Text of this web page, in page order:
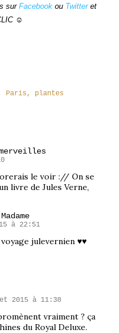
sur Facebookou Twitteret
☺
Paris plantes
le voir :// On se
livre de Jules Verne,
à 22:51
julevernien ♥♥
2015 à 11:38
vraiment ? ça
du Royal Deluxe.